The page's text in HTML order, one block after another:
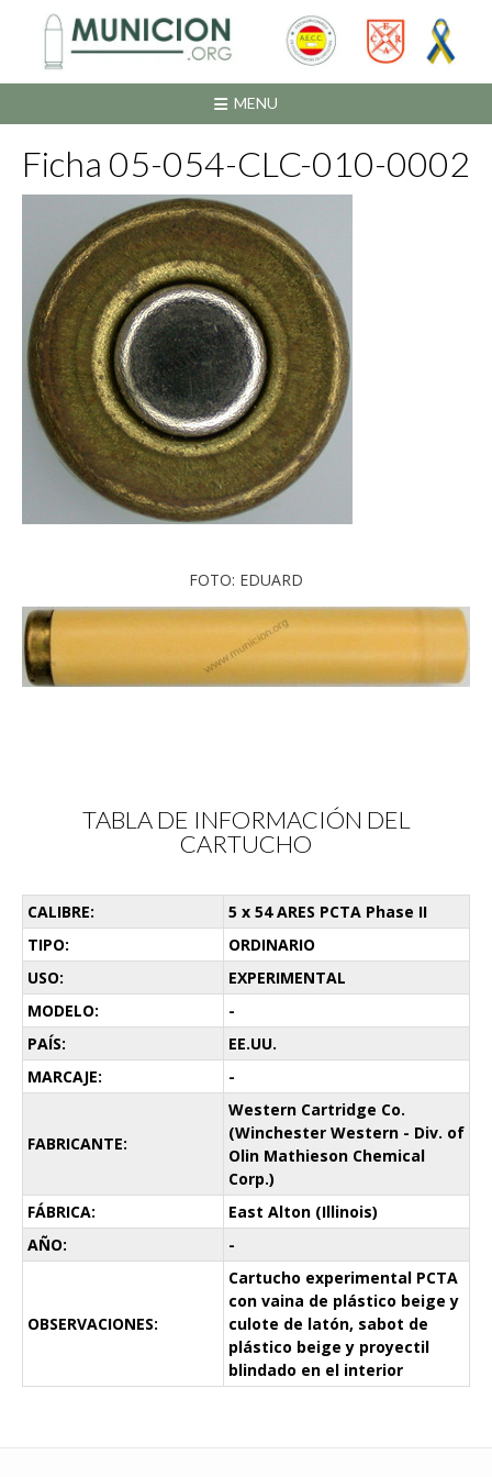
contenido
MENU
Ficha 05-054-CLC-010-0002
FOTO: EDUARD
TABLA DE INFORMACIÓN DEL
CARTUCHO
CALIBRE:
5 x 54 ARES PCTA Phase II
TIPO:
ORDINARIO
USO:
EXPERIMENTAL
MODELO:
-
PAÍS:
EE.UU.
MARCAJE:
-
FABRICANTE:
Western Cartridge Co.
(Winchester Western - Div. of
Olin Mathieson Chemical
Corp.)
FÁBRICA:
East Alton (Illinois)
AÑO:
-
OBSERVACIONES:
Cartucho experimental PCTA
con vaina de plástico beige y
culote de latón, sabot de
plástico beige y proyectil
blindado en el interior